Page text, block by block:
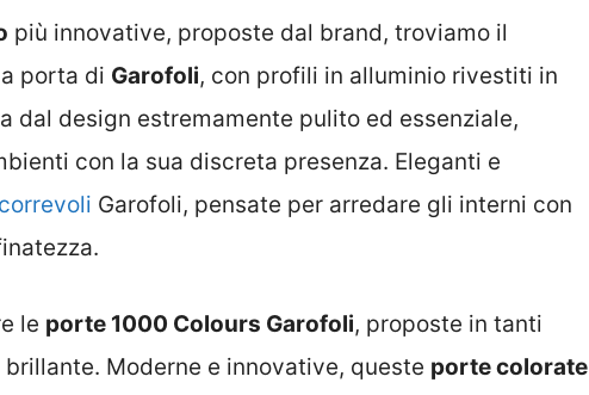
più innovative, proposte dal brand, troviamo il
porta di Garofoli, con profili in alluminio rivestiti in
dal design estremamente pulito ed essenziale,
con la sua discreta presenza. Eleganti e
Garofoli, pensate per arredare gli interni con
le porte 1000 Colours Garofoli, proposte in tanti
Moderne e innovative, queste porte colorate